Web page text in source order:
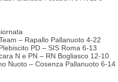
– Rapallo Pallanuoto 4-22
PD – SIS Roma 6-13
N e PN – RN Bogliasco 12-10
Nuoto – Cosenza Pallanuoto 6-14